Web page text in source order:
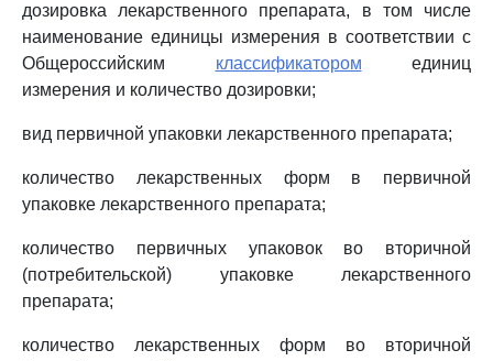
дозировка лекарственного препарата, в том числе
наименование единицы измерения в соответствии с
Общероссийским классификатором единиц
измерения и количество дозировки;
вид первичной упаковки лекарственного препарата;
количество лекарственных форм в первичной
упаковке лекарственного препарата;
количество первичных упаковок во вторичной
(потребительской) упаковке лекарственного
препарата;
количество лекарственных форм во вторичной